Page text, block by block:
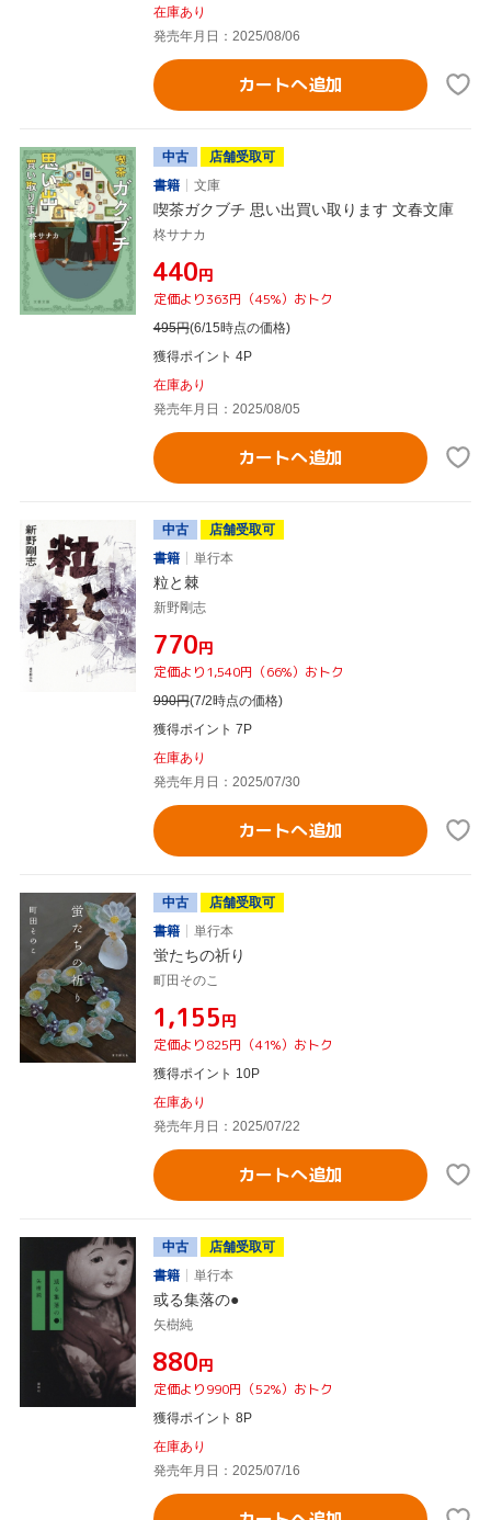
在庫あり
発売年月日：2025/08/06
カートへ追加
中古
店舗受取可
書籍
文庫
喫茶ガクブチ 思い出買い取ります 文春文庫
柊サナカ
¥440円
定価より363円（45%）おトク
495円(6/15時点の価格)
獲得ポイント 4P
在庫あり
発売年月日：2025/08/05
カートへ追加
中古
店舗受取可
書籍
単行本
粒と棘
新野剛志
¥770円
定価より1,540円（66%）おトク
990円(7/2時点の価格)
獲得ポイント 7P
在庫あり
発売年月日：2025/07/30
カートへ追加
中古
店舗受取可
書籍
単行本
蛍たちの祈り
町田そのこ
¥1,155円
定価より825円（41%）おトク
獲得ポイント 10P
在庫あり
発売年月日：2025/07/22
カートへ追加
中古
店舗受取可
書籍
単行本
或る集落の●
矢樹純
¥880円
定価より990円（52%）おトク
獲得ポイント 8P
在庫あり
発売年月日：2025/07/16